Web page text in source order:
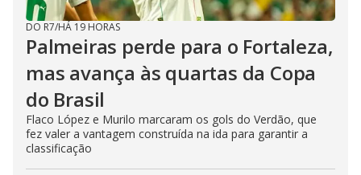
DO R7/HÁ 19 HORAS
Palmeiras perde para o Fortaleza,
mas avança às quartas da Copa
do Brasil
Flaco López e Murilo marcaram os gols do Verdão, que
fez valer a vantagem construída na ida para garantir a
classificação